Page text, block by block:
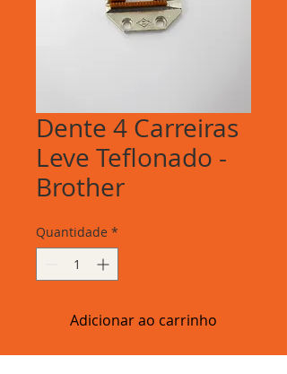
Dente 4 Carreiras
Leve Teflonado -
Brother
Quantidade *
Adicionar ao carrinho